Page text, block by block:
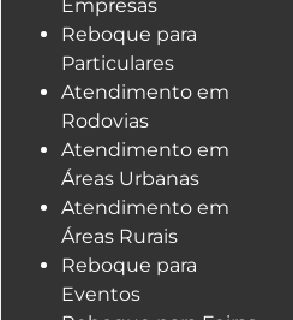
Empresas
Reboque para
Particulares
Atendimento em
Rodovias
Atendimento em
Áreas Urbanas
Atendimento em
Áreas Rurais
Reboque para
Eventos